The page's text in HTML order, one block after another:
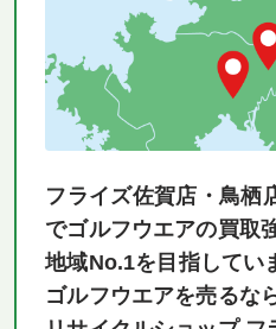
フライズ佐賀店・鳥栖
でゴルフウエアの買取
地域No.1を目指してい
ゴルフウエアを売るな